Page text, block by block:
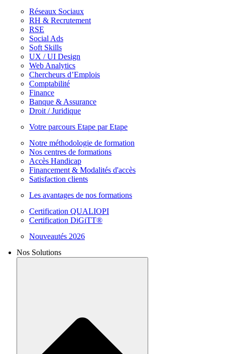
Réseaux Sociaux
RH & Recrutement
RSE
Social Ads
Soft Skills
UX / UI Design
Web Analytics
Chercheurs d’Emplois
Comptabilité
Finance
Banque & Assurance
Droit / Juridique
Votre parcours Etape par Etape
Notre méthodologie de formation
Nos centres de formations
Accès Handicap
Financement & Modalités d'accès
Satisfaction clients
Les avantages de nos formations
Certification QUALIOPI
Certification DiGiTT®
Nouveautés 2026
Nos Solutions